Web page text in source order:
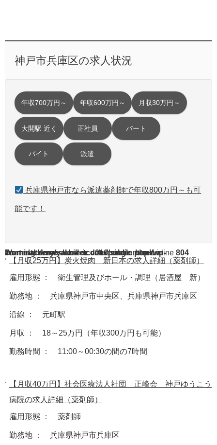
神戸市兵庫区の求人状況
年収700万円～ 年収600万円～ 月収30万円～
大開駅 近く 正社員 パート
バイト 派遣
兵庫県神戸市なら派遣薬剤師で年収800万円～も可
能です！
Warning: A non-numeric value encountered in
/home/acdmy/yaku-rec.com/public_html/wp-content/themes/chill_tcd016/single.phpon line 804
【月収25万円】炭火焼肉 新日本の求人詳細（薬剤師）
雇用形態 ： 衛生管理及びホール・調理（居酒屋 新）
勤務地 ： 兵庫県神戸市中央区、兵庫県神戸市兵庫区
沿線 ： 元町駅
月収 ： 18～25万円（年収300万円も可能）
勤務時間 ： 11:00～00:30の間の7時間
【月収40万円】社会医療法人社団 正峰会 神戸ゆうこう
病院の求人詳細（薬剤師）
雇用形態 ： 薬剤師
勤務地 ： 兵庫県神戸市兵庫区